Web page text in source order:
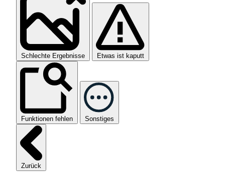
Schlechte Ergebnisse Etwas ist kaputt
Funktionen fehlen Sonstiges
Zurück